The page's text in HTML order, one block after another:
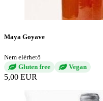
Maya Goyave
Nem elérhető
Gluten free
Vegan
5,00 EUR